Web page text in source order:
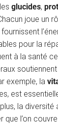
glucides,
joue un
pour la
à la santé
exemple, la
est
la diversité
que l’on